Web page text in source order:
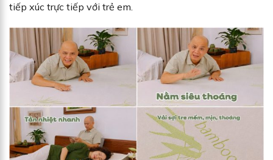
tiếp xúc trực tiếp với trẻ em.